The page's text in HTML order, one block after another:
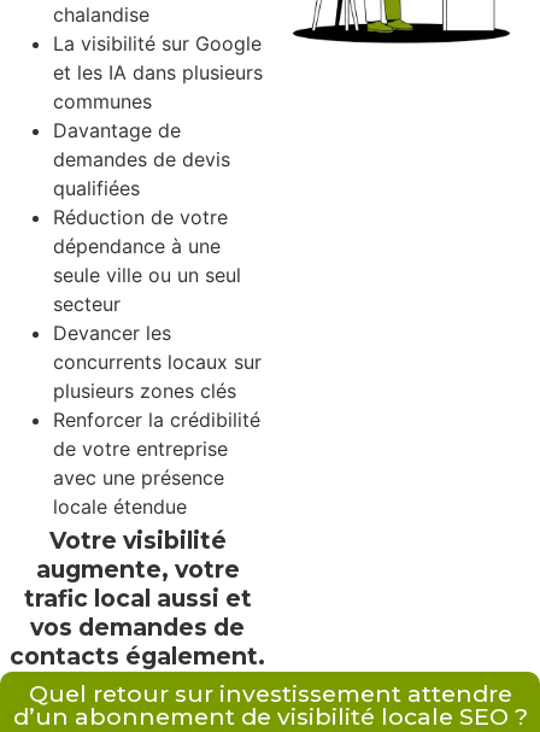
chalandise
La visibilité sur Google
et les IA dans plusieurs
communes
Davantage de
demandes de devis
qualifiées
Réduction de votre
dépendance à une
seule ville ou un seul
secteur
Devancer les
concurrents locaux sur
plusieurs zones clés
Renforcer la crédibilité
de votre entreprise
avec une présence
locale étendue
Votre visibilité
augmente, votre
trafic local aussi et
vos demandes de
contacts également.
Quel retour sur investissement attendre
d’un abonnement de visibilité locale SEO ?